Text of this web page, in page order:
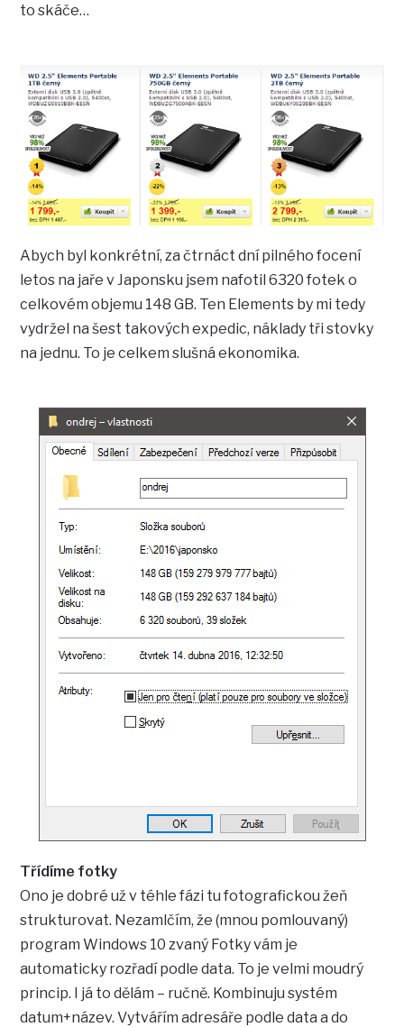
to skáče…
Abych byl konkrétní, za čtrnáct dní pilného focení
letos na jaře v Japonsku jsem nafotil 6320 fotek o
celkovém objemu 148 GB. Ten Elements by mi tedy
vydržel na šest takových expedic, náklady tři stovky
na jednu. To je celkem slušná ekonomika.
Třídíme fotky
Ono je dobré už v téhle fázi tu fotografickou žeň
strukturovat. Nezamlčím, že (mnou pomlouvaný)
program Windows 10 zvaný Fotky vám je
automaticky rozřadí podle data. To je velmi moudrý
princip. I já to dělám – ručně. Kombinuju systém
datum+název. Vytvářím adresáře podle data a do